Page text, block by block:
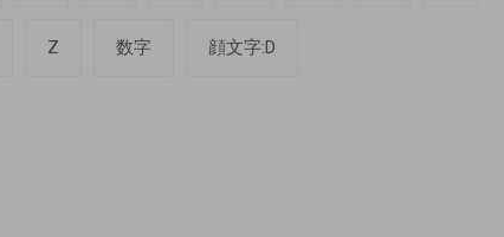
Z 数字 顔文字:D